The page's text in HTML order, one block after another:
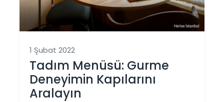
1 Şubat 2022
Tadım Menüsü: Gurme
Deneyimin Kapılarını
Aralayın